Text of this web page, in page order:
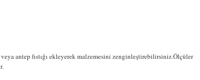
antep fıstığı ekleyerek malzemesini zenginleştirebilirsiniz.Ölçüler